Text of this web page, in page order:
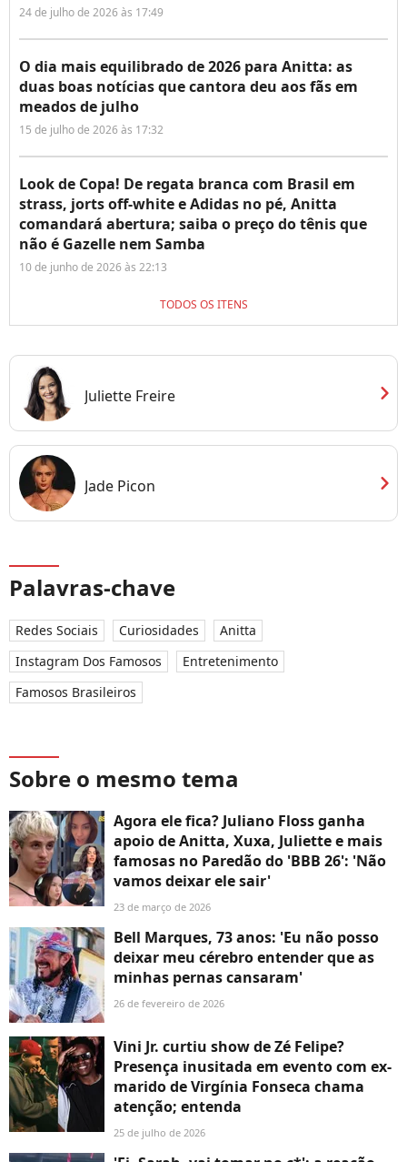
24 de julho de 2026 às 17:49
O dia mais equilibrado de 2026 para Anitta: as
duas boas notícias que cantora deu aos fãs em
meados de julho
15 de julho de 2026 às 17:32
Look de Copa! De regata branca com Brasil em
strass, jorts off-white e Adidas no pé, Anitta
comandará abertura; saiba o preço do tênis que
não é Gazelle nem Samba
10 de junho de 2026 às 22:13
TODOS OS ITENS
Juliette Freire chevron_right
Jade Picon chevron_right
Palavras-chave
Redes Sociais Curiosidades
Anitta
Instagram Dos Famosos
Entretenimento
Famosos Brasileiros
Sobre o mesmo tema
Agora ele fica? Juliano Floss ganha
apoio de Anitta, Xuxa, Juliette e mais
famosas no Paredão do 'BBB 26': 'Não
vamos deixar ele sair'
23 de março de 2026
Bell Marques, 73 anos: 'Eu não posso
deixar meu cérebro entender que as
minhas pernas cansaram'
26 de fevereiro de 2026
Vini Jr. curtiu show de Zé Felipe?
Presença inusitada em evento com ex-
marido de Virgínia Fonseca chama
atenção; entenda
25 de julho de 2026